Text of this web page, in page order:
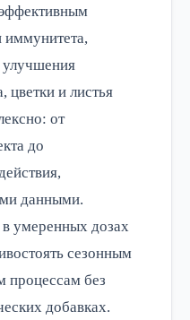
иммунитета,
улучшения
цветки и листья
от
до
данными.
в умеренных дозах
сезонным
процессам без
добавках.